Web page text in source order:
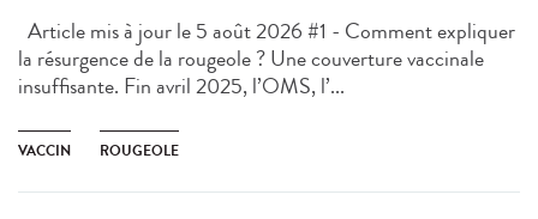
Article mis à jour le 5 août 2026 #1 - Comment expliquer
la résurgence de la rougeole ? Une couverture vaccinale
insuffisante. Fin avril 2025, l’OMS, l’...
VACCIN ROUGEOLE